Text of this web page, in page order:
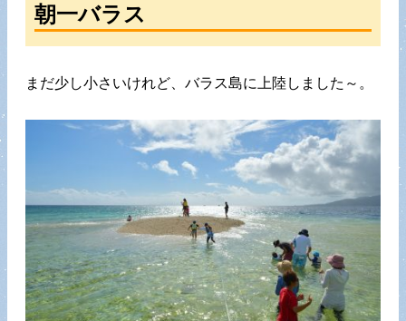
朝一バラス
まだ少し小さいけれど、バラス島に上陸しました～。